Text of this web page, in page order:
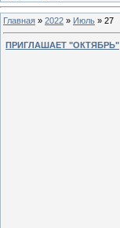
Главная » 2022 » Июль » 27
ПРИГЛАШАЕТ "ОКТЯБРЬ"